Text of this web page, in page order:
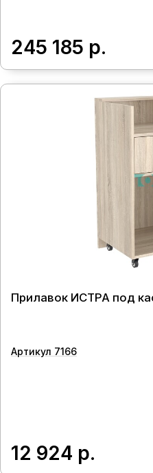
245 185 р.
Прилавок ИСТРА под
Артикул 7166
12 924 р.